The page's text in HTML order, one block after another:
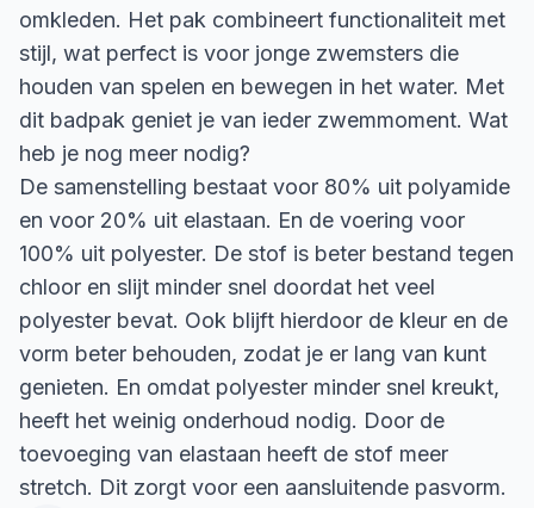
omkleden. Het pak combineert functionaliteit met
stijl, wat perfect is voor jonge zwemsters die
houden van spelen en bewegen in het water. Met
dit badpak geniet je van ieder zwemmoment. Wat
heb je nog meer nodig?
De samenstelling bestaat voor 80% uit polyamide
en voor 20% uit elastaan. En de voering voor
100% uit polyester. De stof is beter bestand tegen
chloor en slijt minder snel doordat het veel
polyester bevat. Ook blijft hierdoor de kleur en de
vorm beter behouden, zodat je er lang van kunt
genieten. En omdat polyester minder snel kreukt,
heeft het weinig onderhoud nodig. Door de
toevoeging van elastaan heeft de stof meer
stretch. Dit zorgt voor een aansluitende pasvorm.